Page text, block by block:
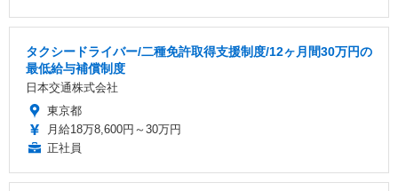
タクシードライバー/二種免許取得支援制度/12ヶ月間30万円の
最低給与補償制度
日本交通株式会社
東京都
月給18万8,600円～30万円
正社員